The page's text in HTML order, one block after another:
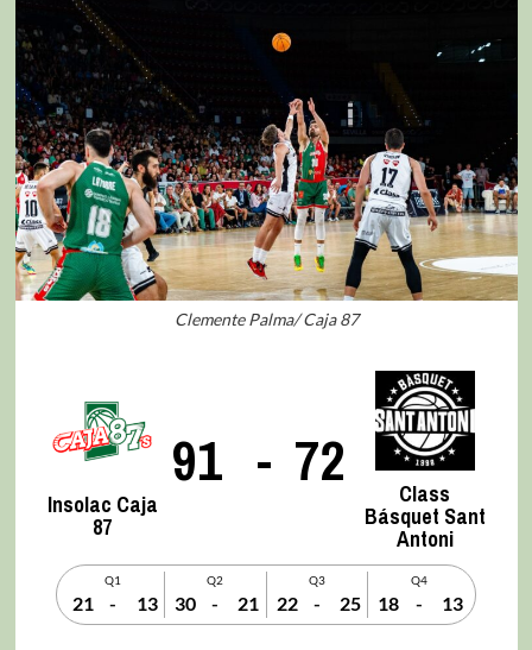
Clemente Palma/ Caja 87
Insolac Caja
87
91 - 72 Class
Básquet Sant
Antoni
Q1
21 - 13
Q2
30 - 21
Q3
22 - 25
Q4
18 - 13